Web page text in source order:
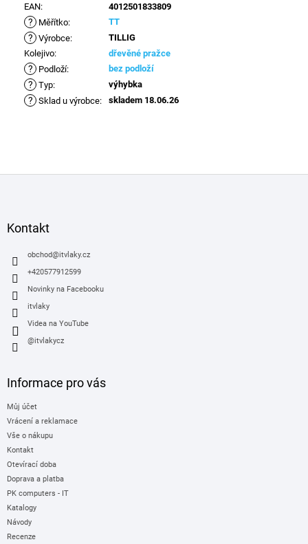
EAN: 4012501833809
? Měřítko: TT
? Výrobce:
TILLIG
Kolejivo: dřevěné pražce
? Podloží: bez podloží
? Typ: výhybka
? Sklad u výrobce: skladem 18.06.26
Kontakt
obchod@itvlaky.cz
+420577912599
Novinky na Facebooku
itvlaky
Videa na YouTube
@itvlakycz
Informace pro vás
Můj účet
Vrácení a reklamace
Vše o nákupu
Kontakt
Otevírací doba
Doprava a platba
PK computers - IT
Katalogy
Návody
Recenze